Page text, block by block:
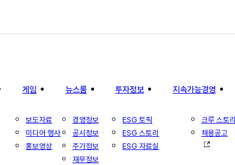
게임 뉴스룸
보도자료
미디어 행사
홍보영상
투자정보
경영정보
공시정보
주가정보
재무정보
지속가능경영
ESG 토픽
ESG 스토리
ESG 자료실
크루 스토리
채용공고